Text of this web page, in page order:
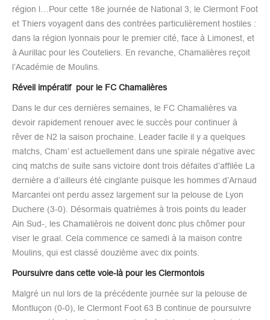
région l…Pour cette 18e journée de National 3, le Clermont Foot
et Thiers voyagent dans des contrées particulièrement hostiles :
dans la région lyonnais pour le premier cité, face à Limonest, et
à Aurillac pour les Couteliers. En revanche, Chamalières reçoit
l’Académie de Moulins.
Réveil impératif pour le FC Chamalières
Dans le dur ces dernières semaines, le FC Chamalières va
devoir rapidement renouer avec le succès pour continuer à
rêver de N2 la saison prochaine. Leader facile il y a quelques
matchs, Cham’ est actuellement dans une spirale négative avec
cinq matchs de suite sans victoire dont trois défaites d’affilée La
dernière a d’ailleurs été cinglante puisque les hommes d’Arnaud
Marcantei ont perdu assez largement sur la pelouse de Lyon
Duchere (3-0). Désormais quatrièmes à trois points du leader
Ain Sud-, les Chamalièrois ne doivent donc plus chômer pour
viser le graal. Cela commence ce samedi à la maison contre
Moulins, qui est classé douzième avec dix points.
Poursuivre dans cette voie-là pour les Clermontois
Malgré un nul lors de la précédente journée sur la pelouse de
Montluçon (0-0), le Clermont Foot 63 B continue de poursuivre